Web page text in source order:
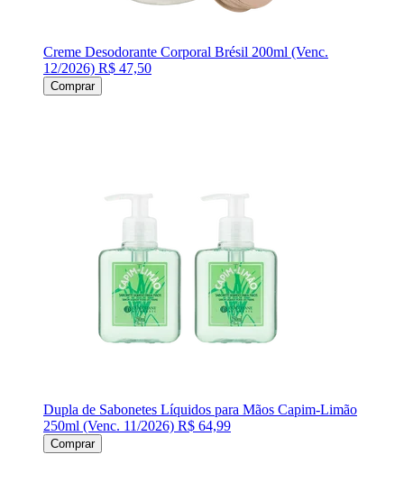
Creme Desodorante Corporal Brésil 200ml (Venc.
12/2026) R$ 47,50
Comprar
Dupla de Sabonetes Líquidos para Mãos Capim-Limão
250ml (Venc. 11/2026) R$ 64,99
Comprar